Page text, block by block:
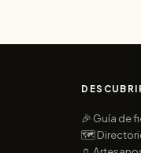
🎉 Guía de
🗺️